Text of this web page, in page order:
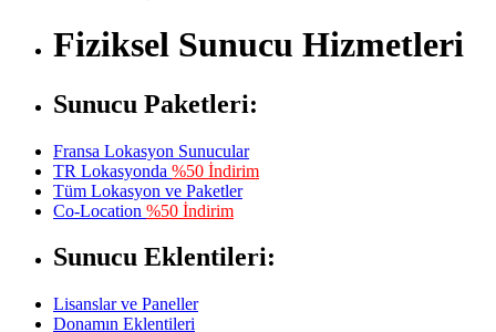
Fiziksel Sunucu Hizmetleri
Sunucu Paketleri:
Fransa Lokasyon Sunucular
TR Lokasyonda %50 İndirim
Tüm Lokasyon ve Paketler
Co-Location %50 İndirim
Sunucu Eklentileri:
Lisanslar ve Paneller
Donamın Eklentileri